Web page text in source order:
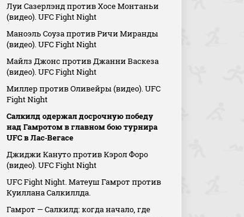
Кетлен Виера против
(видео). UFC Fight Night
Night
Луи Сазерлэнд против Хосе Монтаньи
(видео). UFC Fight Night
Маноэль Соуза против Ричи Миранды
(видео). UFC Fight Night
Майлз Джонс против Джанни Васкеза
(видео). UFC Fight Night
Миллер против Оливейры (видео). UFC
Fight Night
Салкилд одержал досрочную победу
над Гамротом в главном бою турнира
UFC в Лас‑Вегасе
Джиджи Кануто против Кэрол Форо
(видео). UFC Fight Night
UFC Fight Night. Матеуш Гамрот против
Куиллана Салкиллда.
Гамрот — Салкилд: когда начало, где